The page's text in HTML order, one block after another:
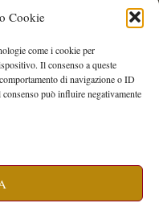
Cookie
come i cookie per
Il consenso a queste
di navigazione o ID
può influire negativamente
Leggendarie